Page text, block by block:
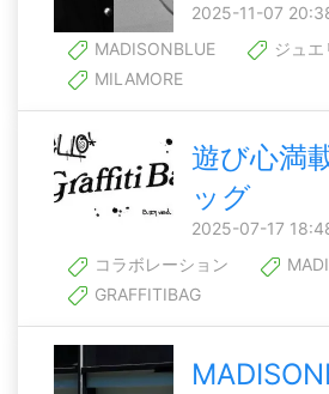
2025-11-07
MADISONBLUE
ジュ
MILAMORE
遊び心満
ッグ
2025-07-17
コラボレーション
GRAFFITIBAG